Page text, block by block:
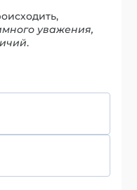
уважения,
.